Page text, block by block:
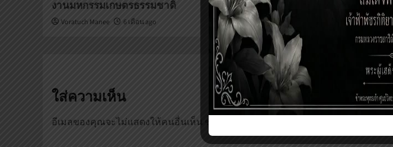
งานมหกรรมเกษตรธรรมชาติ
Voratuch Manee 6 เดือน ago
เติมรักเติมรู้สู่เยาวชน
Voratuch Manee
ใส่ความเห็น
อีเมลของคุณจะไม่แสดงให้คนอื่นเห็น